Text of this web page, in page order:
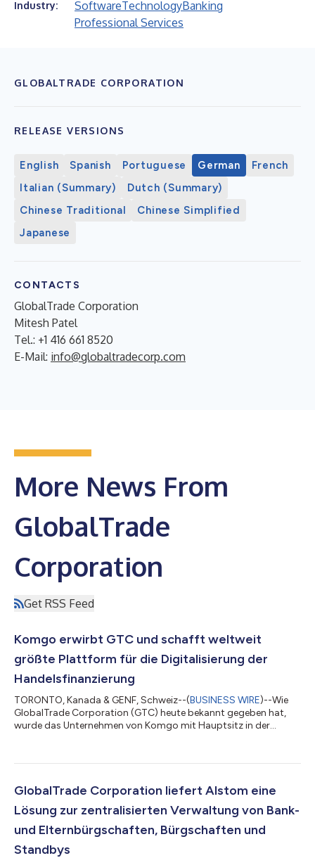
Industry: SoftwareTechnologyBanking
Professional Services
GLOBALTRADE CORPORATION
RELEASE VERSIONS
English Spanish Portuguese German
French
Italian (Summary)
Dutch (Summary)
Chinese Traditional
Chinese Simplified
Japanese
CONTACTS
GlobalTrade Corporation
Mitesh Patel
Tel.: +1 416 661 8520
E-Mail: info@globaltradecorp.com
More News From
GlobalTrade
Corporation
Get RSS Feed
Komgo erwirbt GTC und schafft weltweit
größte Plattform für die Digitalisierung der
Handelsfinanzierung
TORONTO, Kanada & GENF, Schweiz--(BUSINESS WIRE)--Wie
GlobalTrade Corporation (GTC) heute bekannt gegeben hat,
wurde das Unternehmen von Komgo mit Hauptsitz in der
Tochtergesellschaften Digitalisierungslösungen für die
Finanzinstituten und Handelsdienstleistern auf globaler Basis.
„Gemeinsam werden Komgo und GTC die größte Abdeckung
sowi...
GlobalTrade Corporation liefert Alstom eine
Lösung zur zentralisierten Verwaltung von Bank-
und Elternbürgschaften, Bürgschaften und
Standbys